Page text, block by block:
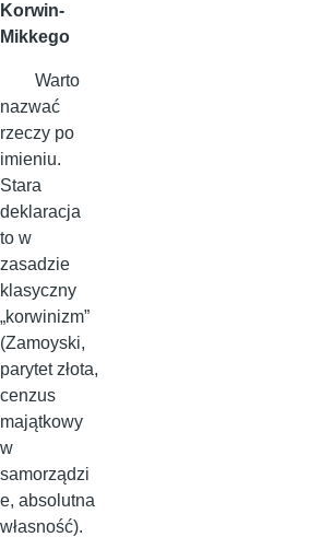
Korwin-
Mikkego
Warto
nazwać
rzeczy po
imieniu.
Stara
deklaracja
to w
zasadzie
klasyczny
„korwinizm”
(Zamoyski,
parytet złota,
cenzus
majątkowy
w
samorządzi
e, absolutna
własność).